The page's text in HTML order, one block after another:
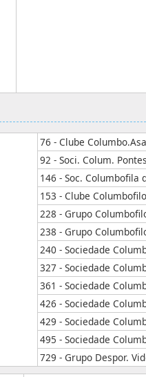
76 - Clube
92 - Soci. Colum.
146 - Soc. Columbofila
153 - Clube
228 - Grupo
238 - Grupo
240 - Sociedade
327 - Sociedade
361 - Sociedade
426 - Sociedade
429 - Sociedade
495 - Sociedade
729 - Grupo Despor.